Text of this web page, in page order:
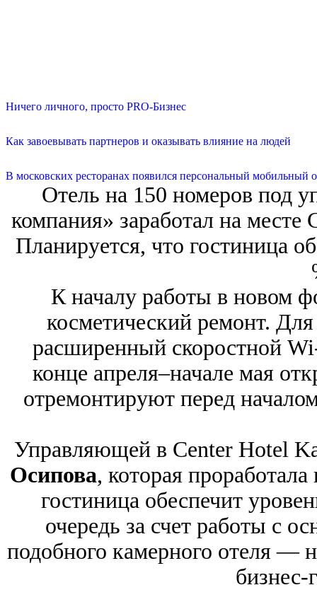
Ничего личного, просто PRO-Бизнес
Как завоевывать партнеров и оказывать влияние на людей
В московских ресторанах появился персональный мобильный
Отель на 150 номеров под
компания» заработал на
Планируется, что гостиница
К началу работы в новом
косметический ремонт.
расширенный скоростной
конце апреля–начале мая
отремонтируют перед
Управляющей в Center Hotel
Осипова, которая
гостиница обеспечит
очередь за счет работы с
подобного камерного отеля —
бизнес-